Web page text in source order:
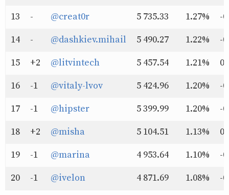
13
- @creat0r 5 735.33 1.27%
-
14
- @dashkiev.mihail 5 490.27 1.22%
-
15
+2 @litvintech 5 457.54 1.21%
16
-1 @vitaly-lvov 5 424.96 1.20%
-
17
-1 @hipster 5 399.99 1.20%
-
18
+2 @misha 5 104.51 1.13%
19
-1 @marina 4 953.64 1.10%
-
20
-1 @ivelon 4 871.69 1.08% -